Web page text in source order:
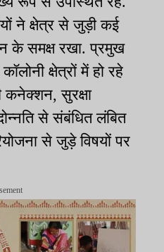
ने क्षेत्र से जुड़ी कई
के समक्ष रखा. प्रमुख
क्षेत्रों में हो रहे
कनेक्शन, सुरक्षा
से संबंधित लंबित
से जुड़े विषयों पर